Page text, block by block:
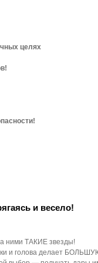
целях
и весело!
ними ТАКИЕ звезды!
и голова делает